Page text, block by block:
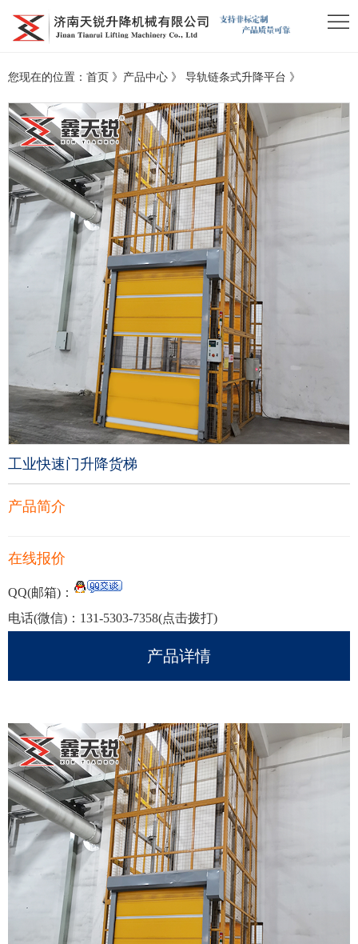
您现在的位置： 首页 》 产品中心 》 导轨链条式升降平台 》
工业快速门升降货梯
产品简介
在线报价
QQ(邮箱)：
电话(微信)： 131-5303-7358(点击拨打)
产品详情